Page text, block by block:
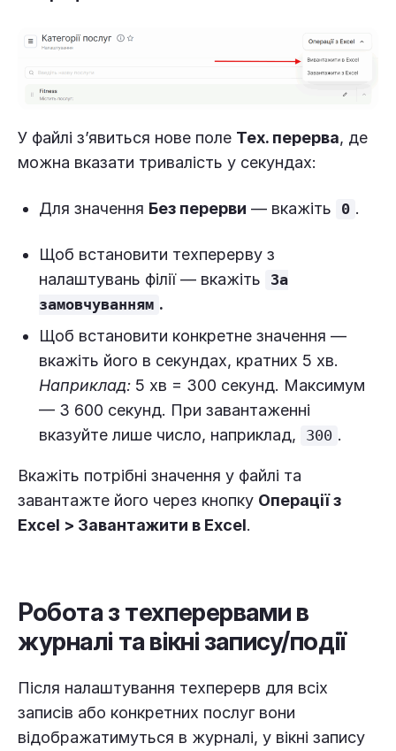
У файлі з’явиться нове поле Тех. перерва, де
можна вказати тривалість у секундах:
Для значення Без перерви — вкажіть 0 .
Щоб встановити техперерву з
налаштувань філії — вкажіть
За
замовчуванням .
Щоб встановити конкретне значення —
вкажіть його в секундах, кратних 5 хв.
Наприклад: 5 хв = 300 секунд. Максимум
— 3 600 секунд. При завантаженні
вказуйте лише число, наприклад,
300 .
Вкажіть потрібні значення у файлі та
завантажте його через кнопку Операції з
Excel > Завантажити в Excel.
Робота з техперервами в
журналі та вікні запису/події
Після налаштування техперерв для всіх
записів або конкретних послуг вони
відображатимуться в журналі, у вікні запису